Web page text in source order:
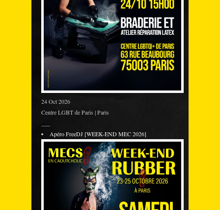
24 Oct 2026
Centre LGBT de Paris | Paris
Apéro FreeDJ [WEEK-END MEC 2026]